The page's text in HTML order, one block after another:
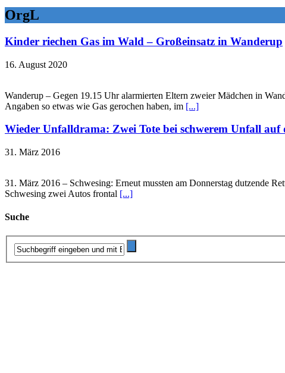
OrgL
Kinder riechen Gas im Wald – Großeinsatz in Wanderup
16. August 2020
Wanderup – Gegen 19.15 Uhr alarmierten Eltern zweier Mädchen in
Angaben so etwas wie Gas gerochen haben, im [...]
Wieder Unfalldrama: Zwei Tote bei schwerem Unfall auf
31. März 2016
31. März 2016 – Schwesing: Erneut mussten am Donnerstag dutzende
Schwesing zwei Autos frontal [...]
Suche